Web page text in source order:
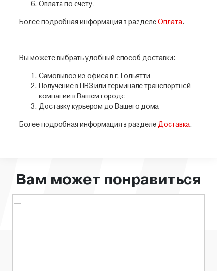
Оплата по счету.
Более подробная информация в разделе Оплата.
Вы можете выбрать удобный способ доставки:
Самовывоз из офиса в г.Тольятти
Получение в ПВЗ или терминале транспортной
компании в Вашем городе
Доставку курьером до Вашего дома
Более подробная информация в разделе Доставка.
Вам может понравиться